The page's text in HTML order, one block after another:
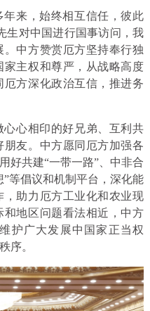
年来，始终相互信任，彼此
生对中国进行国事访问，我
中方赞赏厄方坚持奉行独
主权和尊严，从战略高度
方深化政治互信，推进务
心相印的好兄弟、互利共
友。中方愿同厄方加强各
好共建“一带一路”、中非合
等倡议和机制平台，深化能
助力厄方工业化和农业现
地区问题看法相近，中方
护广大发展中国家正当权
序。